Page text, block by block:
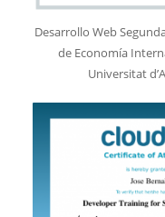
Desarrollo Web
de Economía
Universitat